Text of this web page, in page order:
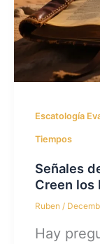
Escatología
Tiempos
Señales
Creen los
Ruben/
Hay